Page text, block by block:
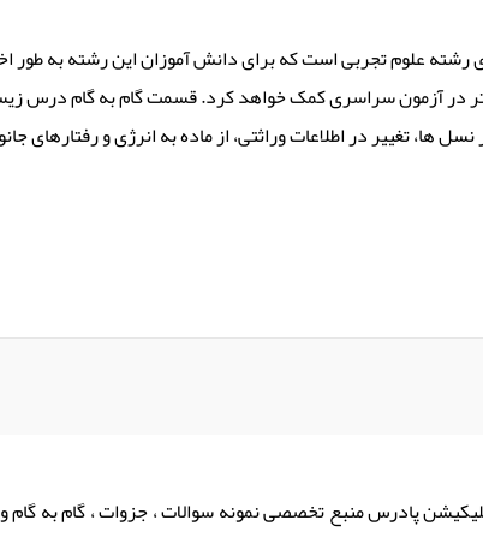
علوم تجربی است که برای دانش آموزان این رشته به
نسل ها، تغییر در اطلاعات وراثتی، از ماده به انرژی و
پادرس منبع تخصصی نمونه سوالات ، جزوات ، گام به گام